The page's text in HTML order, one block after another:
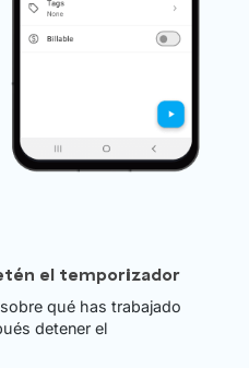
el temporizador
qué has trabajado
detener el